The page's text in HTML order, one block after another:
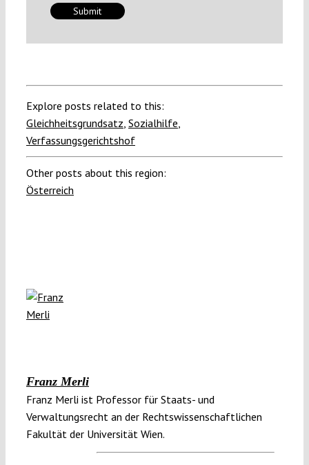
Explore posts related to this:
Gleichheitsgrundsatz, Sozialhilfe,
Verfassungsgerichtshof
Other posts about this region:
Österreich
Franz Merli
Franz Merli ist Professor für Staats- und
Verwaltungsrecht an der Rechtswissenschaftlichen
Fakultät der Universität Wien.